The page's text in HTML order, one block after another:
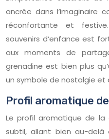
ancrée dans l’imaginaire
réconfortante et
souvenirs d’enfance est
aux moments de
grenadine est bien plus
un symbole de nostalgie et
Profil aromatique
Le profil aromatique de
subtil, allant bien au-